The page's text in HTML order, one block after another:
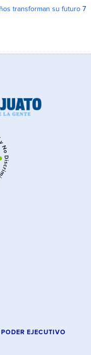
transforman su futuro 7
EJECUTIVO